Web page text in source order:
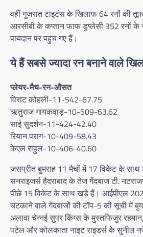
वहीं गुजरात टाइटंस के खिलाफ 64 रनों की
आरसीबी के कप्तान फाफ डुप्लेसी 352 रनों
पायदान पर पहुंच गए हैं।
ये हैं सबसे ज्यादा रन बनाने वाले
प्लेयर-मैच-रन-औसत
विराट कोहली-11-542-67.75
ऋतुराज गायकवाड़-10-509-63.62
साई सुदर्शन-11-424-42.40
रियान पराग-10-409-58.43
केएल राहुल-10-406-40.60
जसप्रीत बुमराह 11 मैचों में 17 विकेट के साथ
सनराइजर्स हैदराबाद के तेज गेंदबाज टी.
पीछे 15 विकेट के साथ खड़े हैं। आईपीएल
चटकाने वाले गेंदबाजों की टॉप-5 की सूची में
अलावा चेन्नई सुपर किंग्स के मुस्तफिजुर
पटेल और कोलकाता नाइट राइडर्स के सुनील